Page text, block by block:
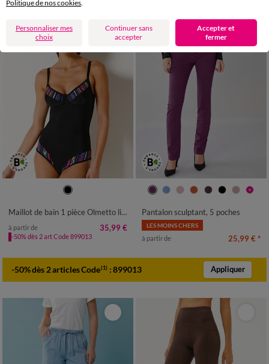
Maillot de bain 1 pièce Olmetto lissant - avec armatures
à partir de 35,99 €
-50% dès 2 art Code 899013
36 38 40 42 44 46
48
Pantalon sculptant, 5 poches
LES MOINS CHERS
à partir de 25,99 € *
-50% dès 2 articles Code(1) :899013 Appliquer
Politique de nos cookies
Personnaliser mes
choix
Continuer sans
accepter
Accepter et
fermer